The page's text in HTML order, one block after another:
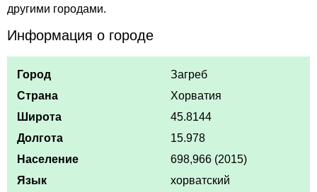
другими городами.
Информация о городе
Город
Загреб
Страна
Хорватия
Широта
45.8144
Долгота
15.978
Население
698,966 (2015)
Язык
хорватский